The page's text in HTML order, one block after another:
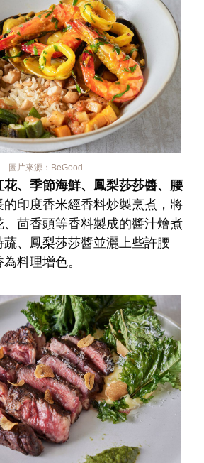
圖片來源： BeGood
花、季節海鮮、鳳梨莎莎醬、腰
的印度香米經香料炒製烹煮，將
、茴香頭等香料製成的醬汁燴煮
蔬、鳳梨莎莎醬並灑上些許腰
料理增色。